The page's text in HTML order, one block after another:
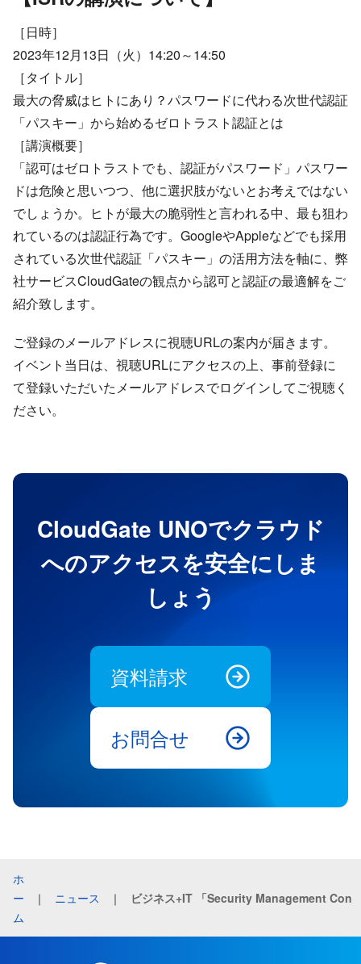
［日時］
2023年12月13日（火）14:20～14:50
［タイトル］
最大の脅威はヒトにあり？パスワードに代わる次世代認証
「パスキー」から始めるゼロトラスト認証とは
［講演概要］
「認可はゼロトラストでも、認証がパスワード」パスワー
ドは危険と思いつつ、他に選択肢がないとお考えではない
でしょうか。ヒトが最大の脆弱性と言われる中、最も狙わ
れているのは認証行為です。GoogleやAppleなどでも採用
されている次世代認証「パスキー」の活用方法を軸に、弊
社サービスCloudGateの観点から認可と認証の最適解をご
紹介致します。
ご登録のメールアドレスに視聴URLの案内が届きます。
イベント当日は、視聴URLにアクセスの上、事前登録に
て登録いただいたメールアドレスでログインしてご視聴く
ださい。
CloudGate UNOでクラウド
へのアクセスを安全にしま
しょう
資料請求
お問合せ
ホ
ー
ム
｜ ニュース ｜